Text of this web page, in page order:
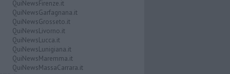
QuiNewsFirenze.it
QuiNewsGarfagnana.it
QuiNewsGrosseto.it
QuiNewsLivorno.it
QuiNewsLucca.it
QuiNewsLunigiana.it
QuiNewsMaremma.it
QuiNewsMassaCarrara.it